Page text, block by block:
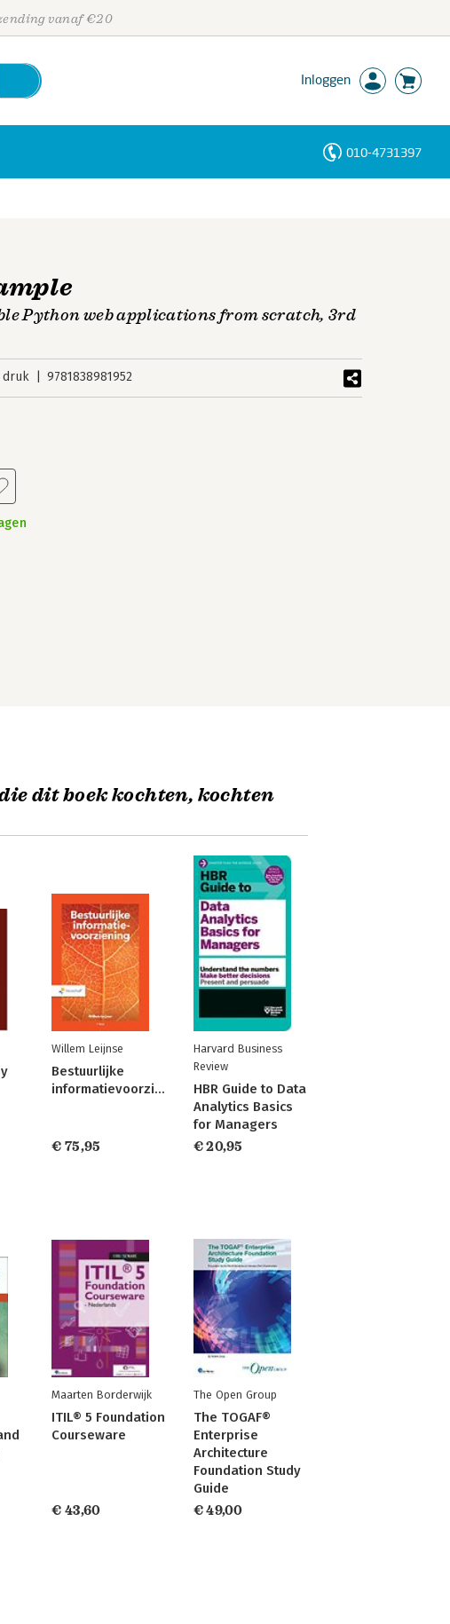
vanaf €20
Inloggen
010-4731397
Python web applications from scratch, 3rd
druk 9781838981952
dit boek kochten, kochten
Willem Leijnse
Bestuurlijke
informatievoorziening
€ 75,95
Harvard Business
Review
HBR Guide to Data
Analytics Basics
for Managers
€ 20,95
Maarten Borderwijk
ITIL® 5 Foundation
Courseware
€ 43,60
The Open Group
The TOGAF®
Enterprise
Architecture
Foundation Study
Guide
€ 49,00
Personen